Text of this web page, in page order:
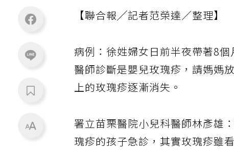
【聯合報╱記者范榮達／整理】
病例：徐姓婦女日前半夜帶著8
醫師診斷是嬰兒玫瑰疹，請媽媽
上的玫瑰疹逐漸消失。
署立苗栗醫院小兒科醫師林彥雄
瑰疹的孩子急診，其實玫瑰疹雖